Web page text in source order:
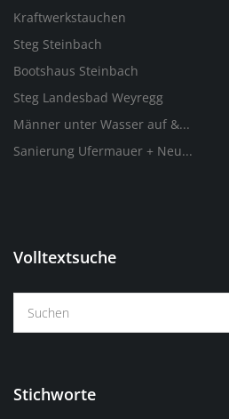
Kraftwerkstauchen
Steg Steinbach
Bootshaus Steinbach
Steg Landesbad Weyregg
Männer unter Wasser auf &...
Sanierung Ufermauer + Neu...
Volltextsuche
Stichworte